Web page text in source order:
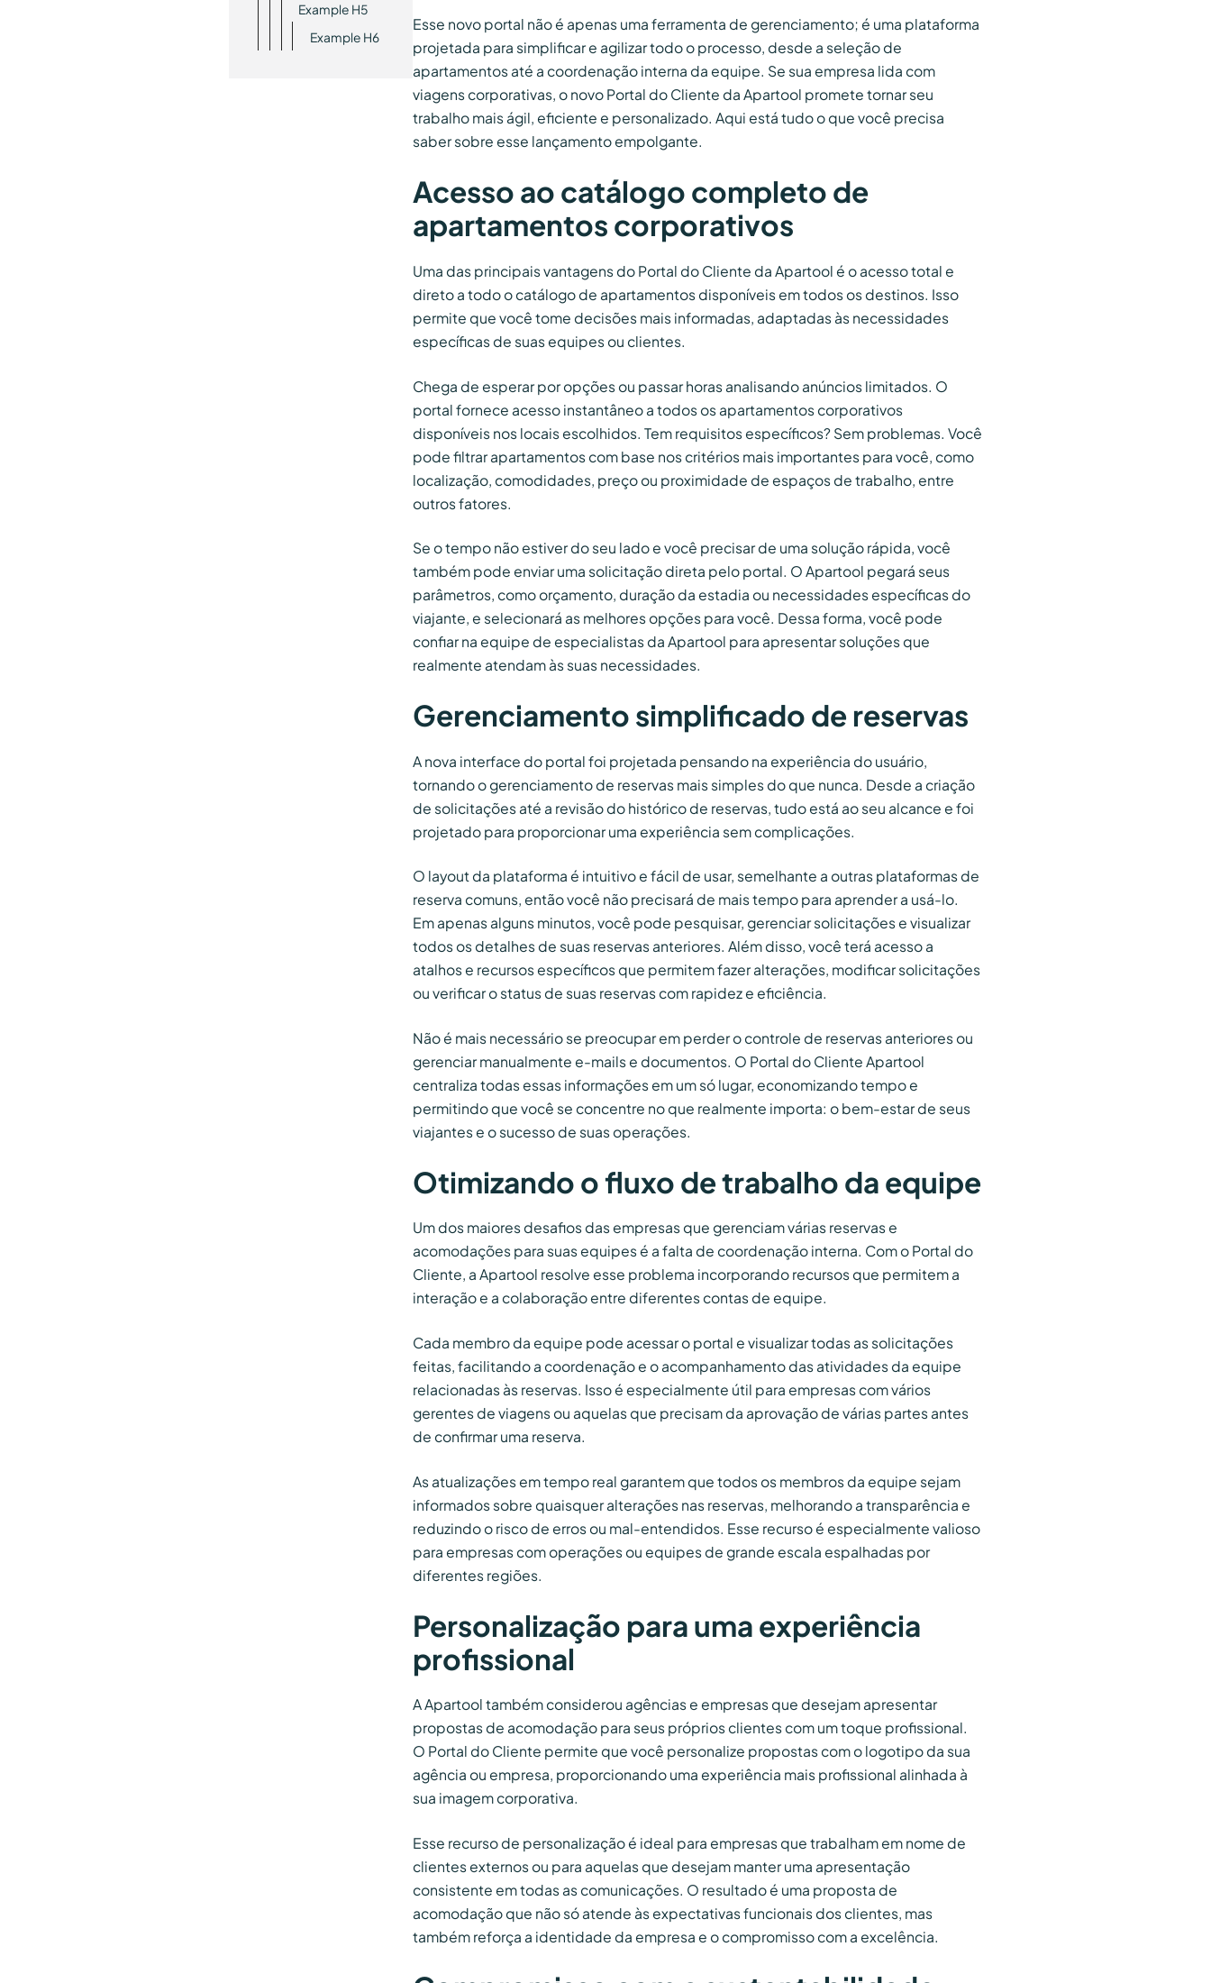
Example H5
Example H6
Esse novo portal não é apenas uma ferramenta de gerenciamento; é uma plataforma
projetada para simplificar e agilizar todo o processo, desde a seleção de
apartamentos até a coordenação interna da equipe. Se sua empresa lida com
viagens corporativas, o novo Portal do Cliente da Apartool promete tornar seu
trabalho mais ágil, eficiente e personalizado. Aqui está tudo o que você precisa
saber sobre esse lançamento empolgante.
Acesso ao catálogo completo de
apartamentos corporativos
Uma das principais vantagens do Portal do Cliente da Apartool é o acesso total e
direto a todo o catálogo de apartamentos disponíveis em todos os destinos. Isso
permite que você tome decisões mais informadas, adaptadas às necessidades
específicas de suas equipes ou clientes.
Chega de esperar por opções ou passar horas analisando anúncios limitados. O
portal fornece acesso instantâneo a todos os apartamentos corporativos
disponíveis nos locais escolhidos. Tem requisitos específicos? Sem problemas. Você
pode filtrar apartamentos com base nos critérios mais importantes para você, como
localização, comodidades, preço ou proximidade de espaços de trabalho, entre
outros fatores.
Se o tempo não estiver do seu lado e você precisar de uma solução rápida, você
também pode enviar uma solicitação direta pelo portal. O Apartool pegará seus
parâmetros, como orçamento, duração da estadia ou necessidades específicas do
viajante, e selecionará as melhores opções para você. Dessa forma, você pode
confiar na equipe de especialistas da Apartool para apresentar soluções que
realmente atendam às suas necessidades.
Gerenciamento simplificado de reservas
A nova interface do portal foi projetada pensando na experiência do usuário,
tornando o gerenciamento de reservas mais simples do que nunca. Desde a criação
de solicitações até a revisão do histórico de reservas, tudo está ao seu alcance e foi
projetado para proporcionar uma experiência sem complicações.
O layout da plataforma é intuitivo e fácil de usar, semelhante a outras plataformas de
reserva comuns, então você não precisará de mais tempo para aprender a usá-lo.
Em apenas alguns minutos, você pode pesquisar, gerenciar solicitações e visualizar
todos os detalhes de suas reservas anteriores. Além disso, você terá acesso a
atalhos e recursos específicos que permitem fazer alterações, modificar solicitações
ou verificar o status de suas reservas com rapidez e eficiência.
Não é mais necessário se preocupar em perder o controle de reservas anteriores ou
gerenciar manualmente e-mails e documentos. O Portal do Cliente Apartool
centraliza todas essas informações em um só lugar, economizando tempo e
permitindo que você se concentre no que realmente importa: o bem-estar de seus
viajantes e o sucesso de suas operações.
Otimizando o fluxo de trabalho da equipe
Um dos maiores desafios das empresas que gerenciam várias reservas e
acomodações para suas equipes é a falta de coordenação interna. Com o Portal do
Cliente, a Apartool resolve esse problema incorporando recursos que permitem a
interação e a colaboração entre diferentes contas de equipe.
Cada membro da equipe pode acessar o portal e visualizar todas as solicitações
feitas, facilitando a coordenação e o acompanhamento das atividades da equipe
relacionadas às reservas. Isso é especialmente útil para empresas com vários
gerentes de viagens ou aquelas que precisam da aprovação de várias partes antes
de confirmar uma reserva.
As atualizações em tempo real garantem que todos os membros da equipe sejam
informados sobre quaisquer alterações nas reservas, melhorando a transparência e
reduzindo o risco de erros ou mal-entendidos. Esse recurso é especialmente valioso
para empresas com operações ou equipes de grande escala espalhadas por
diferentes regiões.
Personalização para uma experiência
profissional
A Apartool também considerou agências e empresas que desejam apresentar
propostas de acomodação para seus próprios clientes com um toque profissional.
O Portal do Cliente permite que você personalize propostas com o logotipo da sua
agência ou empresa, proporcionando uma experiência mais profissional alinhada à
sua imagem corporativa.
Esse recurso de personalização é ideal para empresas que trabalham em nome de
clientes externos ou para aquelas que desejam manter uma apresentação
consistente em todas as comunicações. O resultado é uma proposta de
acomodação que não só atende às expectativas funcionais dos clientes, mas
também reforça a identidade da empresa e o compromisso com a excelência.